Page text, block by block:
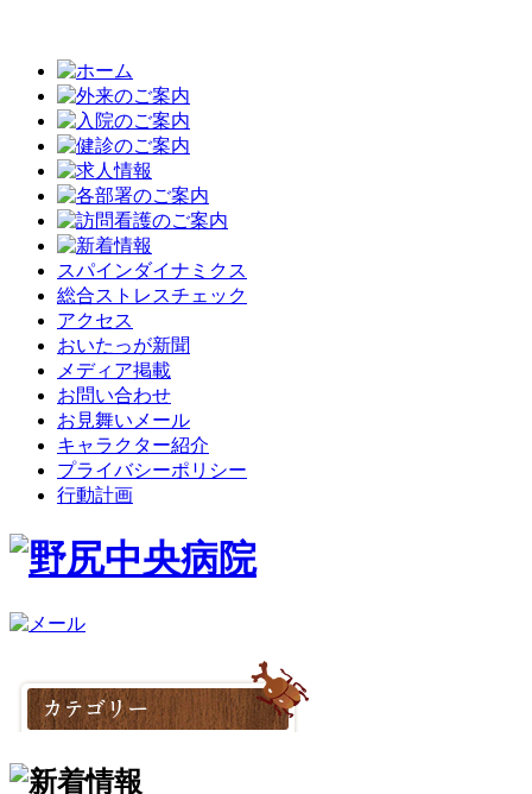
スパインダイナミクス
総合ストレスチェック
アクセス
おいたっが新聞
メディア掲載
お問い合わせ
お見舞いメール
キャラクター紹介
プライバシーポリシー
行動計画